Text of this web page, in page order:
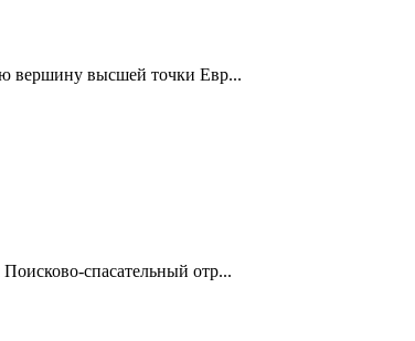
вершину высшей точки Евр...
спасательный отр...